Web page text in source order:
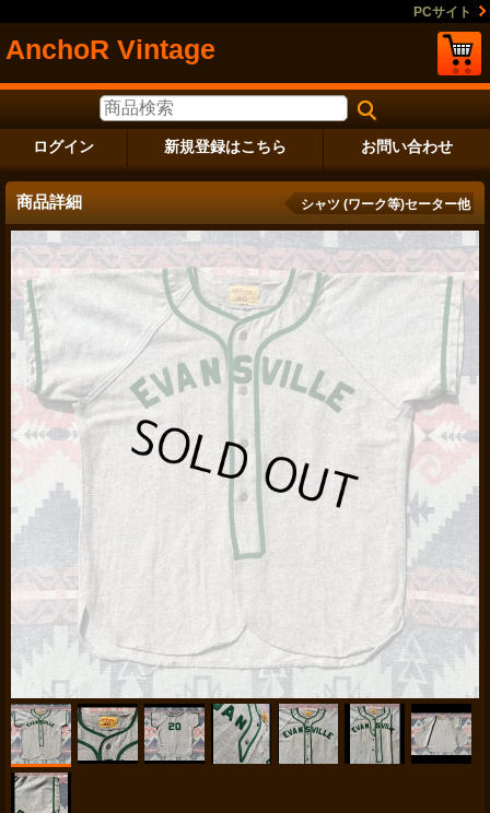
PCサイト
AnchoR Vintage
ログイン 新規登録はこちら お問い合わせ
商品詳細 シャツ (ワーク等)セーター他